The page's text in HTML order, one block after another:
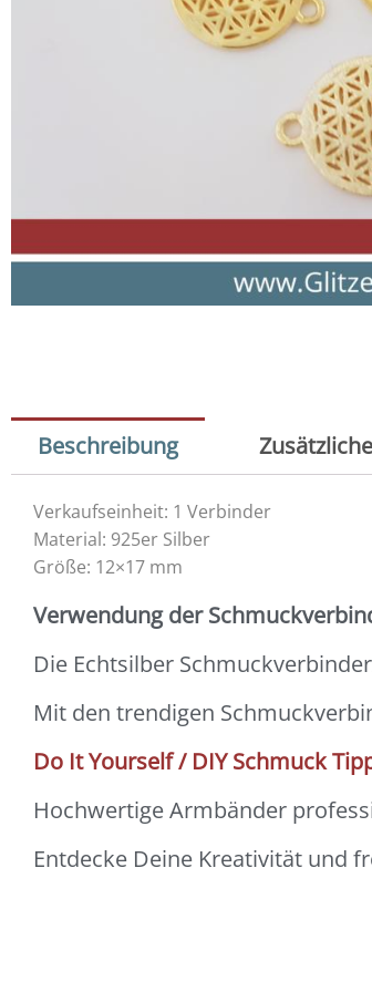
Beschreibung
Verkaufseinheit: 1 Verbinder
Material: 925er Silber
Größe: 12×17 mm
Verwendung der
Die Echtsilber
Mit den trendigen
Do It Yourself / DIY Schmuck
Hochwertige Armbänder
Entdecke Deine Kreativität und